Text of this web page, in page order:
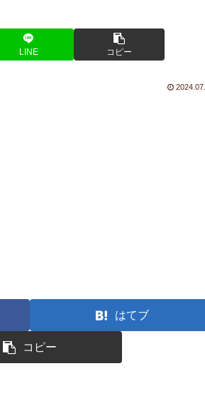
LINE コピー
はてブ
コピー